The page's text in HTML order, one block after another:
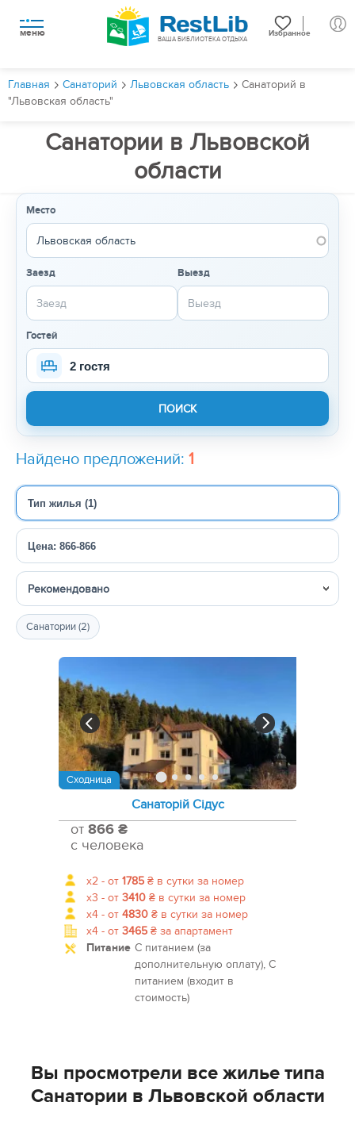
меню Избранное
ВАША БИБЛИОТЕКА ОТДЫХА
Главная Санаторий Львовская область
Санаторий в
"Львовская область"
Санатории в Львовской
области
Место
Заезд Выезд
Гостей
2 гостя
Найдено предложений: 1
Тип жилья (1)
Цена: 866-866
Сортировка
Санатории (2)
Сходница
Санаторій Сідус
от 866 ₴
с человека
x2 - от 1785 ₴ в сутки за номер
x3 - от 3410 ₴ в сутки за номер
x4 - от 4830 ₴ в сутки за номер
x4 - от 3465 ₴ за апартамент
Питание С питанием (за
дополнительную оплату), С
питанием (входит в
стоимость)
Вы просмотрели все жилье типа
Санатории в Львовской области